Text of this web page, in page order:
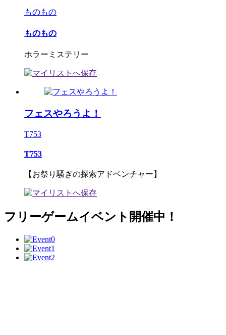
ものもの
ものもの
ホラーミステリー
フェスやろうよ！
T753
T753
【お祭り騒ぎの探索アドベンチャー】
フリーゲームイベント開催中！